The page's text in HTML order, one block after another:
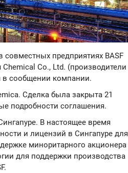
предприятиях BASF
Co., Ltd. (производители
в сообщении компании.
Сделка была закрыта 21
подробности соглашения.
В настоящее время
и лицензий в Сингапуре для
миноритарного акционера
для поддержки производства